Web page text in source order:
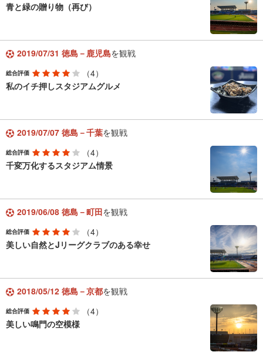
青と緑の贈り物（再び）
2019/07/31 徳島－鹿児島を観戦
総合評価
（4）
私のイチ押しスタジアムグルメ
2019/07/07 徳島－千葉を観戦
総合評価
（4）
千変万化するスタジアム情景
2019/06/08 徳島－町田を観戦
総合評価
（4）
美しい自然とJリーグクラブのある幸せ
2018/05/12 徳島－京都を観戦
総合評価
（4）
美しい鳴門の空模様